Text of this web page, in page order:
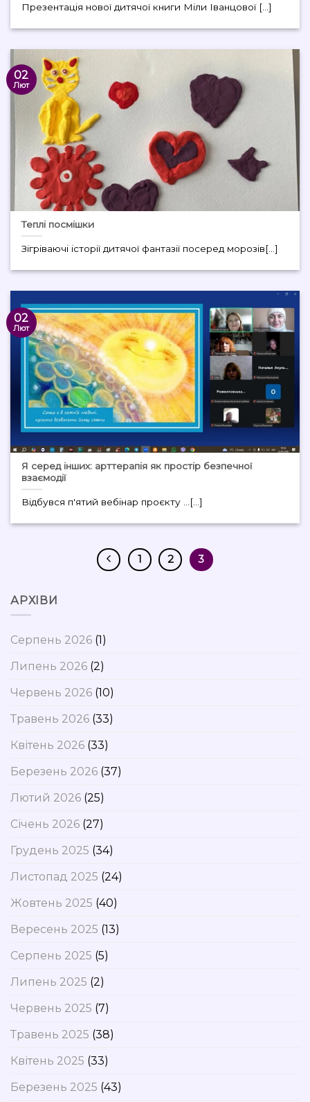
Презентація нової дитячої книги Міли Іванцової [...]
Теплі посмішки
Зігріваючі історії дитячої фантазії посеред морозів[...]
02
Лют
Я серед інших: арттерапія як простір безпечної
взаємодії
Відбувся п'ятий вебінар проєкту ...[...]
02
Лют
1 2 3
АРХІВИ
Серпень 2026 (1)
Липень 2026 (2)
Червень 2026 (10)
Травень 2026 (33)
Квітень 2026 (33)
Березень 2026 (37)
Лютий 2026 (25)
Січень 2026 (27)
Грудень 2025 (34)
Листопад 2025 (24)
Жовтень 2025 (40)
Вересень 2025 (13)
Серпень 2025 (5)
Липень 2025 (2)
Червень 2025 (7)
Травень 2025 (38)
Квітень 2025 (33)
Березень 2025 (43)